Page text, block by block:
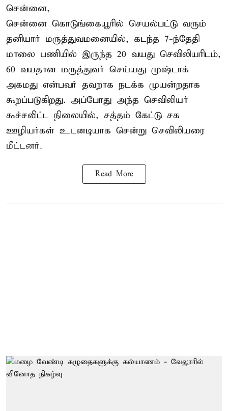
சென்னை,
சென்னை கொடுங்கையூரில் செயல்பட்டு வரும்
தனியார் மருத்துவமனையில், கடந்த 7-ந்தேதி
மாலை பணியில் இருந்த 20 வயது செவிலியரிடம்,
60 வயதான மருத்துவர் செய்யது முஷ்டாக்
அகமது என்பவர் தவறாக நடக்க முயன்றதாக
கூறப்படுகிறது. அப்போது அந்த செவிலியர்
கூச்சலிட்ட நிலையில், சத்தம் கேட்டு சக
ஊழியர்கள் உடனடியாக சென்று செவிலியரை
மீட்டனர்.
Read More